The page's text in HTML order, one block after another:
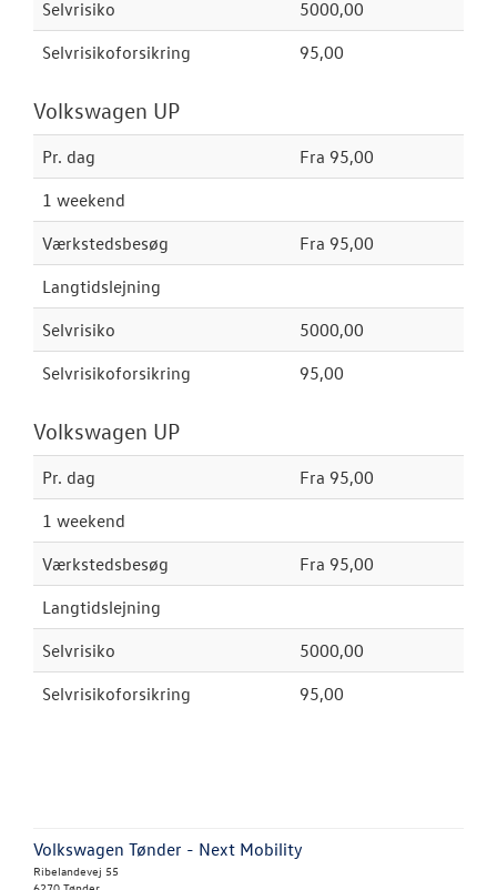
Selvrisiko
5000,00
Selvrisikoforsikring
95,00
Volkswagen UP
Pr. dag
Fra 95,00
1 weekend
Værkstedsbesøg
Fra 95,00
Langtidslejning
Selvrisiko
5000,00
Selvrisikoforsikring
95,00
Volkswagen UP
Pr. dag
Fra 95,00
1 weekend
Værkstedsbesøg
Fra 95,00
Langtidslejning
Selvrisiko
5000,00
Selvrisikoforsikring
95,00
Volkswagen Tønder - Next Mobility
Ribelandevej 55